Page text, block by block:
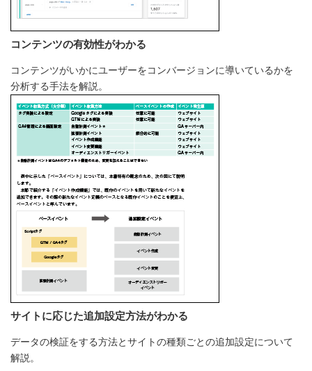
コンテンツの有効性がわかる
コンテンツがいかにユーザーをコンバージョンに導いているかを
分析する手法を解説。
サイトに応じた追加設定方法がわかる
データの検証をする方法とサイトの種類ごとの追加設定について
解説。